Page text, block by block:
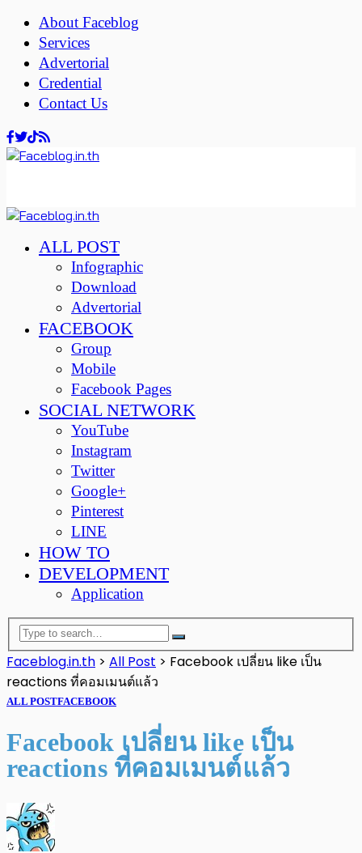
About Faceblog
Services
Advertorial
Credential
Contact Us
ALL POST
Infographic
Download
Advertorial
FACEBOOK
Group
Mobile
Facebook Pages
SOCIAL NETWORK
YouTube
Instagram
Twitter
Google+
Pinterest
LINE
HOW TO
DEVELOPMENT
Application
Faceblog.in.th > All Post > Facebook เปลี่ยน like เป็น
reactions ที่คอมเมนต์แล้ว
ALL POSTFACEBOOK
Facebook เปลี่ยน like เป็น
reactions ที่คอมเมนต์แล้ว